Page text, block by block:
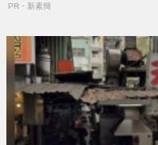
PR・新素簡